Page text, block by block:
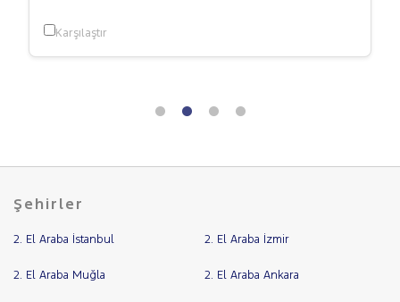
Karşılaştır
Şehirler
2. El Araba İstanbul 2. El Araba İzmir
2. El Araba Muğla 2. El Araba Ankara